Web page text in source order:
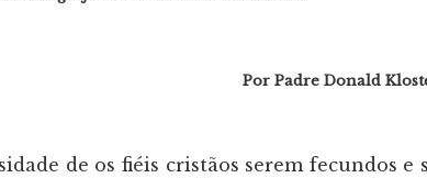
Por Padre Donald
de os fiéis cristãos serem fecundos e